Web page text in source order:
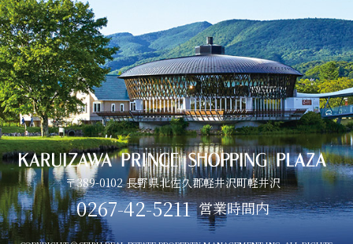
〒389-0102 長野県北佐久郡軽井沢町軽井沢
0267-42-5211 営業時間内